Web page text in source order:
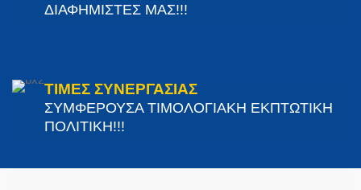
ΔΙΑΦΗΜΙΣΤΕΣ ΜΑΣ!!!
ΤΙΜΕΣ ΣΥΝΕΡΓΑΣΙΑΣ
ΣΥΜΦΕΡΟΥΣΑ ΤΙΜΟΛΟΓΙΑΚΗ ΕΚΠΤΩΤΙΚΗ
ΠΟΛΙΤΙΚΗ!!!